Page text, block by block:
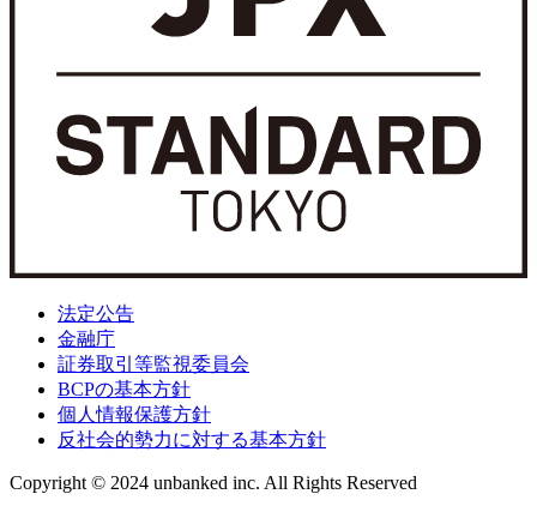
法定公告
金融庁
証券取引等監視委員会
BCPの基本方針
個人情報保護方針
反社会的勢力に対する基本方針
Copyright © 2024 unbanked inc. All Rights Reserved